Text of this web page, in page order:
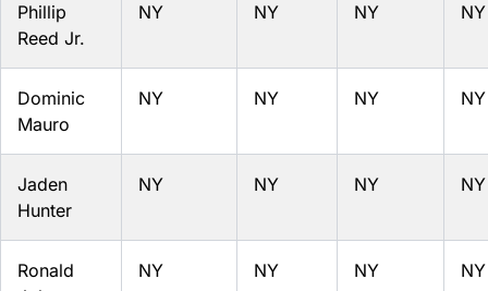
Phillip
Reed Jr.
NY NY NY NY
Dominic
Mauro
NY NY NY NY
Jaden
Hunter
NY NY NY NY
Ronald
NY NY NY NY